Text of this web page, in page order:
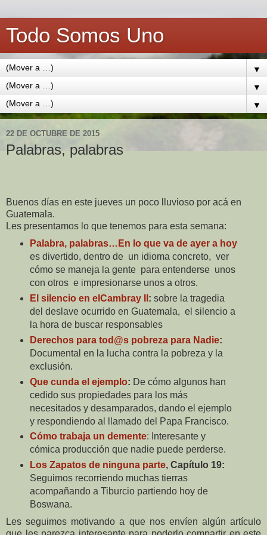
Todo Somos Uno
▼
▼
▼
22 DE OCTUBRE DE 2015
Palabras, palabras
Buenos días en este jueves un poco lluvioso por acá en
Guatemala.
Les presentamos lo que tenemos para esta semana:
Palabra, palabras…En lo que va de ayer a hoy
es divertido, dentro de un idioma concreto, ver
cómo se maneja la gente para entenderse unos
con otros e impresionarse unos a otros.
El silencio en elCambray II : sobre la tragedia
del deslave ocurrido en Guatemala, el silencio a
la hora de buscar responsables
Derechos para tod@s pobreza para Nadie:
Documental en la lucha contra la pobreza y la
exclusión.
Que cunda el ejemplo: De cómo algunos han
cedido sus propiedades para los más
necesitados y desamparados, dando el ejemplo
y respondiendo al llamado del Papa Francisco.
Cómo trabaja un demente: Interesante y
cómica producción que nadie puede perderse.
Los Zapatos de ninguna parte, Capítulo 19:
Seguimos recorriendo muchas tierras
acompañando a Tiburcio partiendo hoy de
Boswana.
Les seguimos motivando a que nos envíen algún artículo